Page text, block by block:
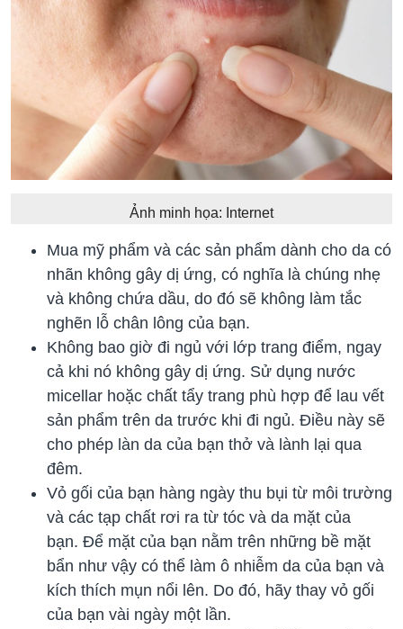
Ảnh minh họa: Internet
Mua mỹ phẩm và các sản phẩm dành cho da có
nhãn không gây dị ứng, có nghĩa là chúng nhẹ
và không chứa dầu, do đó sẽ không làm tắc
nghẽn lỗ chân lông của bạn.
Không bao giờ đi ngủ với lớp trang điểm, ngay
cả khi nó không gây dị ứng. Sử dụng nước
micellar hoặc chất tẩy trang phù hợp để lau vết
sản phẩm trên da trước khi đi ngủ. Điều này sẽ
cho phép làn da của bạn thở và lành lại qua
đêm.
Vỏ gối của bạn hàng ngày thu bụi từ môi trường
và các tạp chất rơi ra từ tóc và da mặt của
bạn. Để mặt của bạn nằm trên những bề mặt
bẩn như vậy có thể làm ô nhiễm da của bạn và
kích thích mụn nổi lên. Do đó, hãy thay vỏ gối
của bạn vài ngày một lần.